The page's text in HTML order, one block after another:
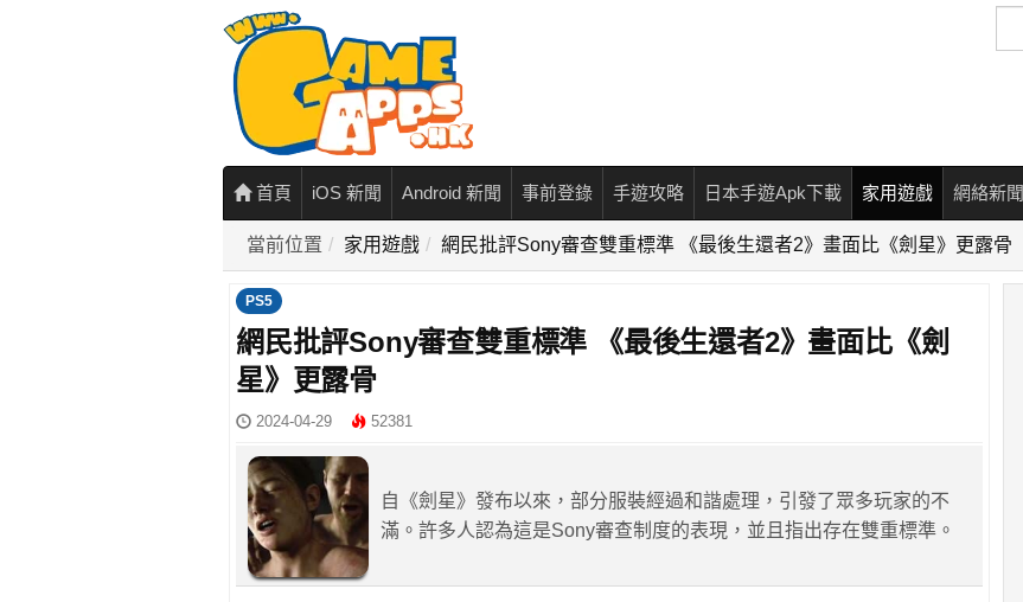
尋
首頁 iOS 新聞 Android 新聞 事前登錄 手遊攻略 日本手遊Apk下載 家用遊戲 網絡新聞
當前位置 家用遊戲 網民批評Sony審查雙重標準 《最後生還者2》畫面比《劍星》更露骨
PS5
網民批評Sony審查雙重標準 《最後生還者2》畫面比《劍
星》更露骨
2024-04-29 52381
自《劍星》發布以來，部分服裝經過和諧處理，引發了眾多玩家的不
滿。許多人認為這是Sony審查制度的表現，並且指出存在雙重標準。